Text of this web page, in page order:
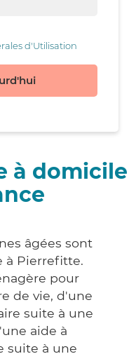
d'Utilisation
à domicile
âgées sont
à Pierrefitte.
pour
de vie, d'une
suite à une
aide à
suite à une